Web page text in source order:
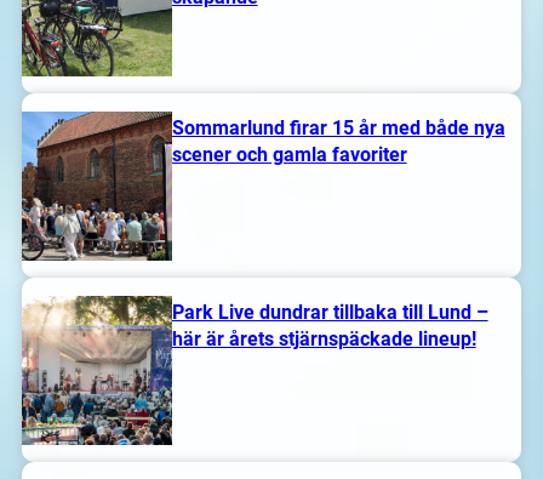
Sommarlund firar 15 år med både nya
scener och gamla favoriter
Park Live dundrar tillbaka till Lund –
här är årets stjärnspäckade lineup!